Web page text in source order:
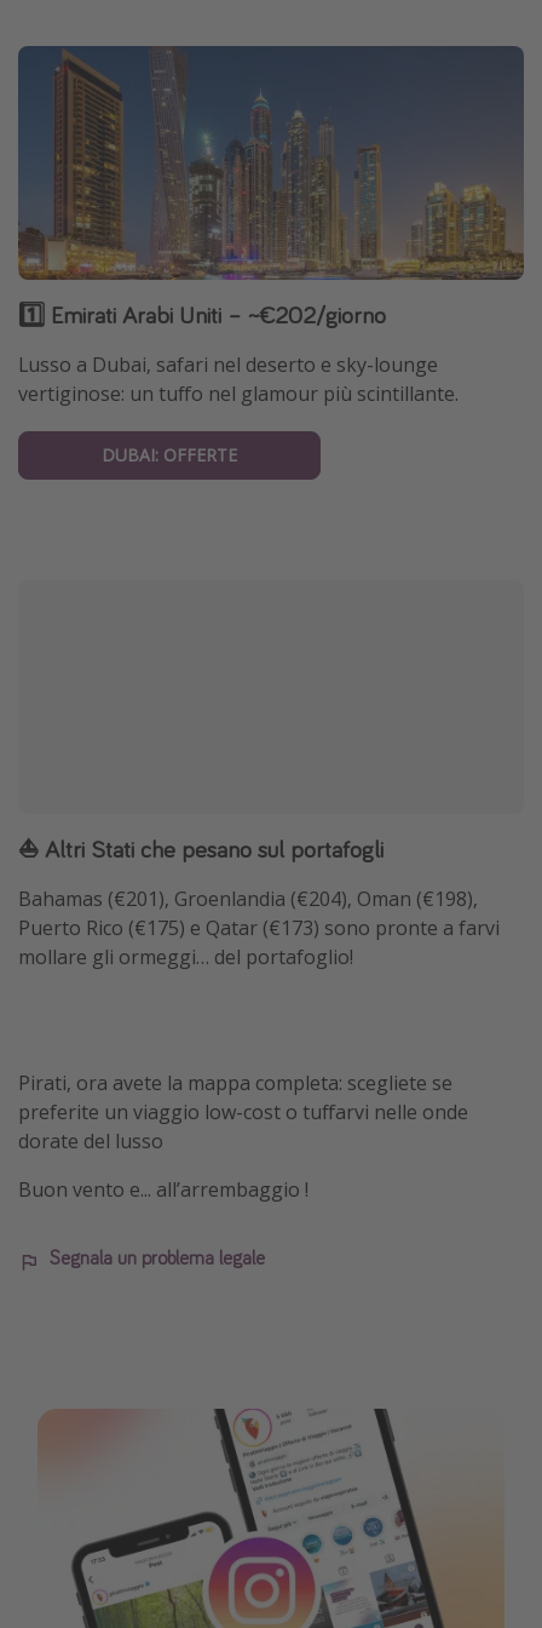
1️⃣ Emirati Arabi Uniti – ~€202/giorno
Lusso a Dubai, safari nel deserto e sky-lounge
vertiginose: un tuffo nel glamour più scintillante.
DUBAI: OFFERTE
⛵ Altri Stati che pesano sul portafogli
Bahamas (€201), Groenlandia (€204), Oman (€198),
Puerto Rico (€175) e Qatar (€173) sono pronte a farvi
mollare gli ormeggi… del portafoglio!
Pirati, ora avete la mappa completa: scegliete se
preferite un viaggio low-cost o tuffarvi nelle onde
dorate del lusso
Buon vento e... all’arrembaggio !
Segnala un problema legale